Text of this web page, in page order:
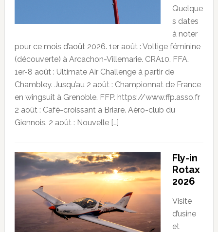
Quelque
s dates
à noter
pour ce mois d’août 2026. 1er août : Voltige féminine
(découverte) à Arcachon-Villemarie. CRA10. FFA.
1er-8 août : Ultimate Air Challenge à partir de
Chambley. Jusqu’au 2 août : Championnat de France
en wingsuit à Grenoble. FFP. https://www.ffp.asso.fr
2 août : Café-croissant à Briare. Aéro-club du
Giennois. 2 août : Nouvelle […]
Fly-in
Rotax
2026
Visite
d’usine
et